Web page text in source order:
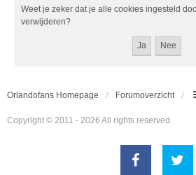
Weet je zeker dat je alle cookies ingesteld
verwijderen?
Orlandofans Homepage Forumoverzicht
Copyright © 2011 - 2026 All rights reserved.